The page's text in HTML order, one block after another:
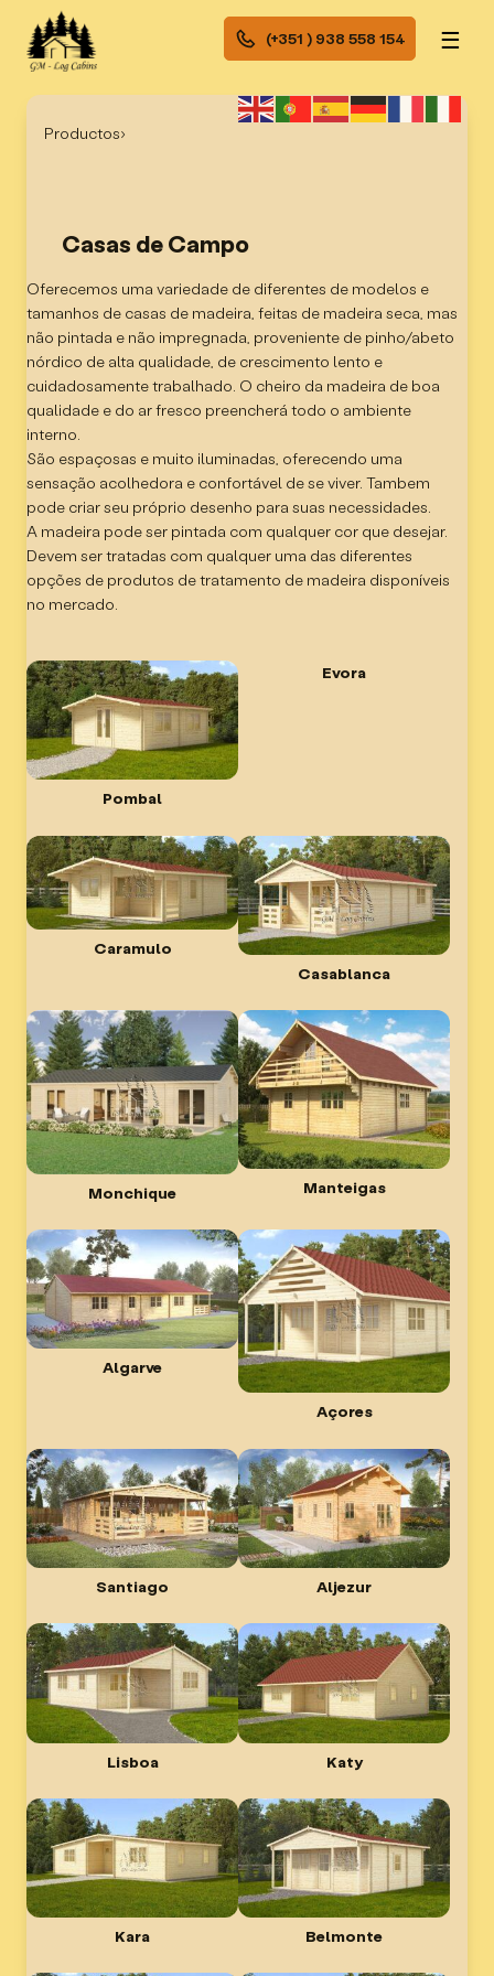
(+351 ) 938 558 154 ☰
Productos›
Casas de Campo
Oferecemos uma variedade de diferentes de modelos e
tamanhos de casas de madeira, feitas de madeira seca, mas
não pintada e não impregnada, proveniente de pinho/abeto
nórdico de alta qualidade, de crescimento lento e
cuidadosamente trabalhado. O cheiro da madeira de boa
qualidade e do ar fresco preencherá todo o ambiente
interno.
São espaçosas e muito iluminadas, oferecendo uma
sensação acolhedora e confortável de se viver. Tambem
pode criar seu próprio desenho para suas necessidades.
A madeira pode ser pintada com qualquer cor que desejar.
Devem ser tratadas com qualquer uma das diferentes
opções de produtos de tratamento de madeira disponíveis
no mercado.
Pombal
Evora
Caramulo
Casablanca
Monchique Manteigas
Algarve
Açores
Santiago Aljezur
Lisboa Katy
Kara Belmonte